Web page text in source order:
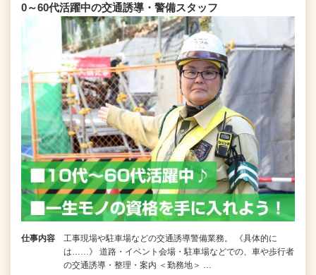
0～60代活躍中の交通誘導・警備スタッフ
仕事内容
工事現場や駐車場などの交通誘導警備業務。 《具体的に
は……》 道路・イベント会場・駐車場などでの、車や歩行者
の交通誘導・整理・案内 ＜勤務地＞ …